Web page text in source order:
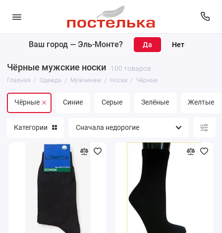
Ваш город — Эль-Монте?
Чёрные мужские носки 100 товаров
Главная Одежда Мужчинам Носки Чёрные
Чёрные Синие Серые Зелёные Желтые
Мужчинам
Категории